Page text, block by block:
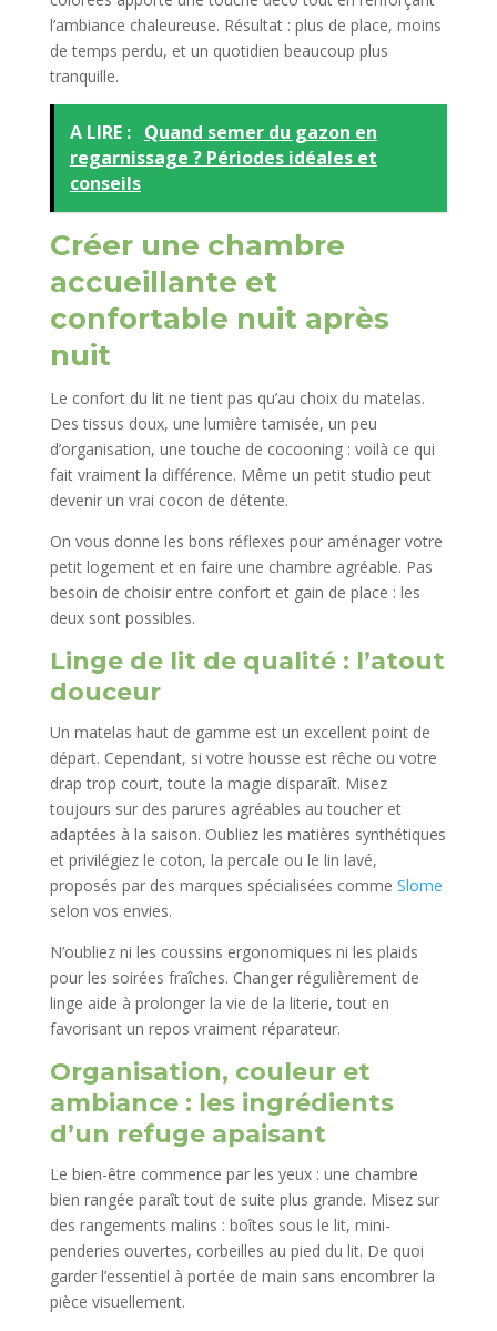
l’ambiance chaleureuse. Résultat : plus de place, moins
de temps perdu, et un quotidien beaucoup plus
tranquille.
A LIRE : Quand semer du gazon en
regarnissage ? Périodes idéales et
conseils
Créer une chambre
accueillante et
confortable nuit après
nuit
Le confort du lit ne tient pas qu’au choix du matelas.
Des tissus doux, une lumière tamisée, un peu
d’organisation, une touche de cocooning : voilà ce qui
fait vraiment la différence. Même un petit studio peut
devenir un vrai cocon de détente.
On vous donne les bons réflexes pour aménager votre
petit logement et en faire une chambre agréable. Pas
besoin de choisir entre confort et gain de place : les
deux sont possibles.
Linge de lit de qualité : l’atout
douceur
Un matelas haut de gamme est un excellent point de
départ. Cependant, si votre housse est rêche ou votre
drap trop court, toute la magie disparaît. Misez
toujours sur des parures agréables au toucher et
adaptées à la saison. Oubliez les matières synthétiques
et privilégiez le coton, la percale ou le lin lavé,
proposés par des marques spécialisées comme Slome
selon vos envies.
N’oubliez ni les coussins ergonomiques ni les plaids
pour les soirées fraîches. Changer régulièrement de
linge aide à prolonger la vie de la literie, tout en
favorisant un repos vraiment réparateur.
Organisation, couleur et
ambiance : les ingrédients
d’un refuge apaisant
Le bien-être commence par les yeux : une chambre
bien rangée paraît tout de suite plus grande. Misez sur
des rangements malins : boîtes sous le lit, mini-
penderies ouvertes, corbeilles au pied du lit. De quoi
garder l’essentiel à portée de main sans encombrer la
pièce visuellement.